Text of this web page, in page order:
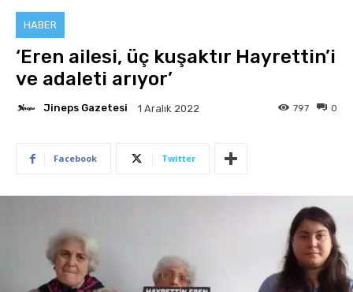
HABER
‘Eren ailesi, üç kuşaktır Hayrettin’i
ve adaleti arıyor’
Jineps Gazetesi 1 Aralık 2022 0
797
Facebook Twitter